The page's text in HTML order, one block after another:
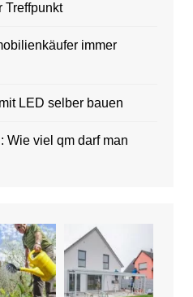
Treffpunkt
immer
LED selber bauen
Wie viel qm darf man